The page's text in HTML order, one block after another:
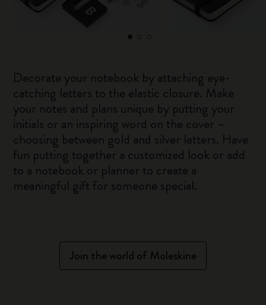
Decorate your notebook by attaching eye-
catching letters to the elastic closure. Make
your notes and plans unique by putting your
initials or an inspiring word on the cover –
choosing between gold and silver letters. Have
fun putting together a customized look or add
to a notebook or planner to create a
meaningful gift for someone special.
Join the world of Moleskine